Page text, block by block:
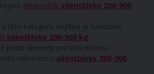
Nejlevnější silentbloky 200-900
v této kategorii, nejlépe je naleznete
silentbloky 200-900 kg
podle abecedy pro Vaši dobrou
naleznete v silentbloky 200-900